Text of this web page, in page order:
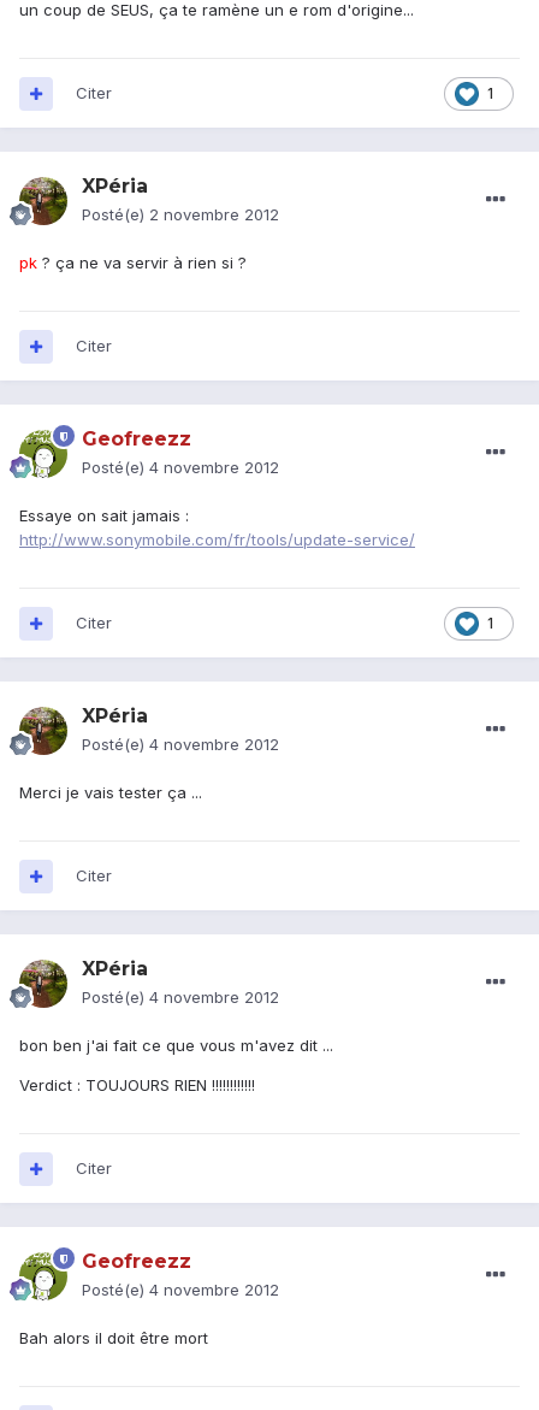
un coup de SEUS, ça te ramène un e rom d'origine...
1
Citer
XPéria
Posté(e) 2 novembre 2012
pk ? ça ne va servir à rien si ?
Citer
Geofreezz
Posté(e) 4 novembre 2012
Essaye on sait jamais :
http://www.sonymobile.com/fr/tools/update-service/
1
Citer
XPéria
Posté(e) 4 novembre 2012
Merci je vais tester ça ...
Citer
XPéria
Posté(e) 4 novembre 2012
bon ben j'ai fait ce que vous m'avez dit ...
Verdict : TOUJOURS RIEN !!!!!!!!!!!!
Citer
Geofreezz
Posté(e) 4 novembre 2012
Bah alors il doit être mort